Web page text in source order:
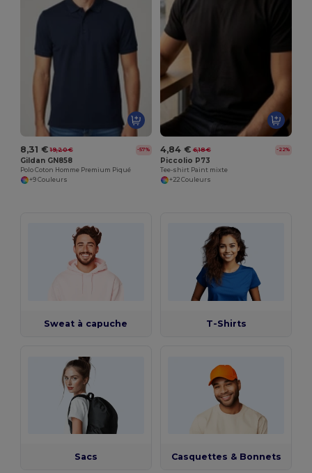
8,31 € 19,20 € -57%
Gildan GN858
Polo Coton Homme Premium Piqué
+9 Couleurs
4,84 € 6,18 € -22%
Piccolio P73
Tee-shirt Paint mixte
+22 Couleurs
Sweat à capuche T-Shirts
Sacs Casquettes & Bonnets